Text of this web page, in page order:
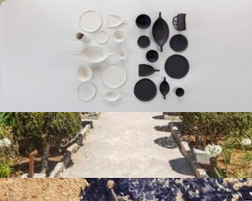
La revue d'architecture et de design